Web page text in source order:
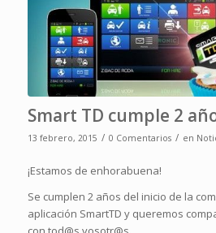
Smart TD cumple 2
13 febrero, 2015 / 0 Comentarios / en
¡Estamos de enhorabuena!
Se cumplen 2 años del inicio de la
aplicación SmartTD y queremos